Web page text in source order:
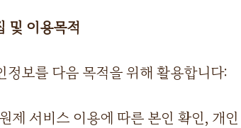
및 이용목적
정보를 다음 목적을 위해 활용합니다:
제 서비스 이용에 따른 본인 확인, 개